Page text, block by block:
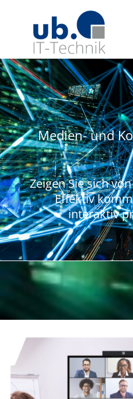
Medien- und
Zeigen Sie sich
Effektiv
interaktiv